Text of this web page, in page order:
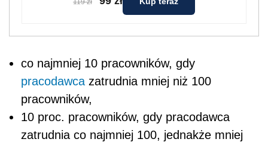
119 zł
co najmniej 10 pracowników, gdy
pracodawca zatrudnia mniej niż 100
pracowników,
10 proc. pracowników, gdy pracodawca
zatrudnia co najmniej 100, jednakże mniej